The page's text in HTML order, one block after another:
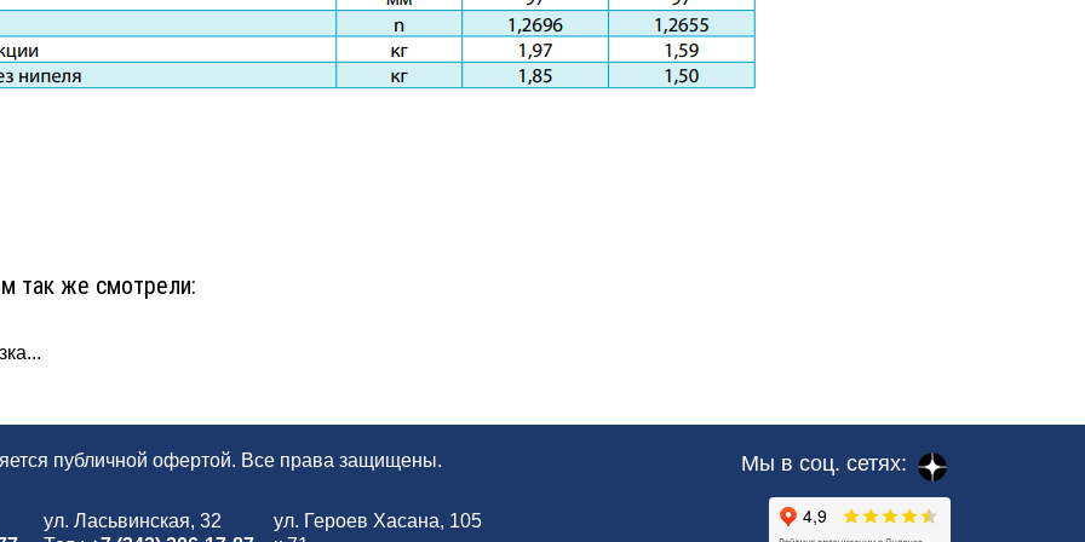
так же смотрели:
публичной офертой. Все права защищены.
ул. Ласьвинская, 32
ул. Героев Хасана, 105
Мы в соц. сетях: